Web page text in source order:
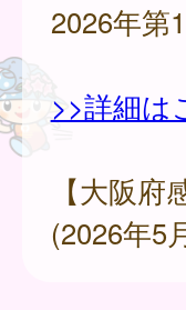
2026年第
>>詳細は
【大阪
(2026年5